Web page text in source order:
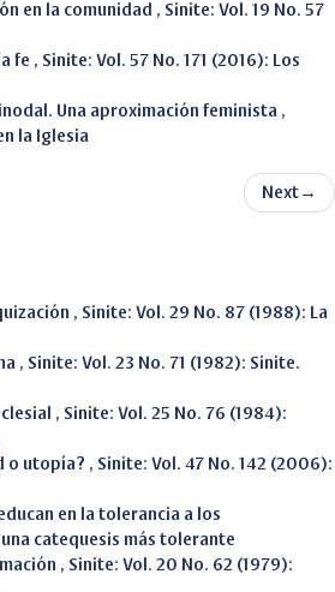
en la comunidad , Sinite: Vol. 19 No. 57
fe , Sinite: Vol. 57 No. 171 (2016): Los
Una aproximación feminista ,
la Iglesia
Next →
, Sinite: Vol. 29 No. 87 (1988): La
, Sinite: Vol. 23 No. 71 (1982): Sinite.
, Sinite: Vol. 25 No. 76 (1984):
o utopía? , Sinite: Vol. 47 No. 142 (2006):
en la tolerancia a los
catequesis más tolerante
, Sinite: Vol. 20 No. 62 (1979):